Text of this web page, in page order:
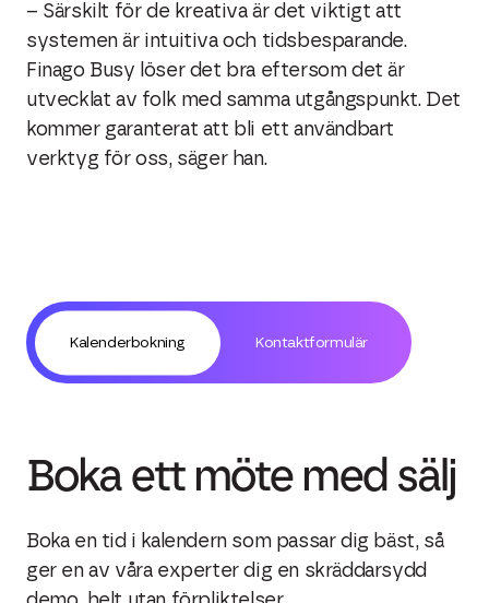
– Särskilt för de kreativa är det viktigt att
systemen är intuitiva och tidsbesparande.
Finago Busy löser det bra eftersom det är
utvecklat av folk med samma utgångspunkt. Det
kommer garanterat att bli ett användbart
verktyg för oss, säger han.
Kalenderbokning Kontaktformulär
Boka ett möte med sälj
Boka en tid i kalendern som passar dig bäst, så
ger en av våra experter dig en skräddarsydd